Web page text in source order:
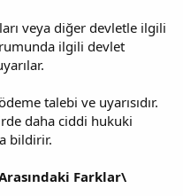
veya diğer devletle ilgili
ilgili devlet
talebi ve uyarısıdır.
daha ciddi hukuki
bildirir.
Farklar\